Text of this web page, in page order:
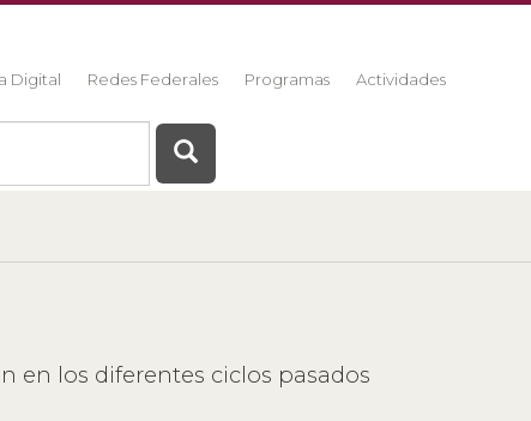
Digital Redes Federales Programas Actividades
en los diferentes ciclos pasados